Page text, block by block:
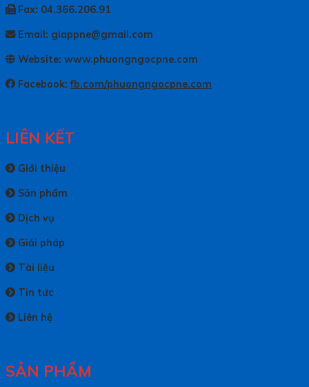
Fax: 04.366.206.91
Email: giappne@gmail.com
Website: www.phuongngocpne.com
Facebook:fb.com/phuongngocpne.com
LIÊN KẾT
Giới thiệu
Sản phẩm
Dịch vụ
Giải pháp
Tài liệu
Tin tức
Liên hệ
SẢN PHẨM